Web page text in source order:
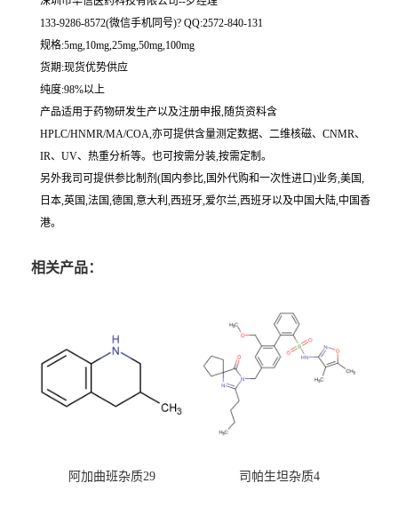
133-9286-8572(微信手机同号)? QQ:2572-840-131
规格:5mg,10mg,25mg,50mg,100mg
货期:现货优势供应
纯度:98%以上
产品适用于药物研发生产以及注册申报,随货资料含
HPLC/HNMR/MA/COA,亦可提供含量测定数据、二维核磁、CNMR、
IR、UV、热重分析等。也可按需分装,按需定制。
另外我司可提供参比制剂(国内参比,国外代购和一次性进口)业务,美国,
日本,英国,法国,德国,意大利,西班牙,爱尔兰,西班牙以及中国大陆,中国香
港。
相关产品：
阿加曲班杂质29 司帕生坦杂质4